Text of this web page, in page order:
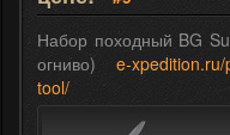
Набор походный BG
огниво) e-
tool/